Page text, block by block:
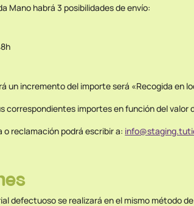
Mano habrá 3 posibilidades de envío:
un incremento del importe será «Recogida en
correspondientes importes en función del
reclamación podrá escribir a:
defectuoso se realizará en el mismo método